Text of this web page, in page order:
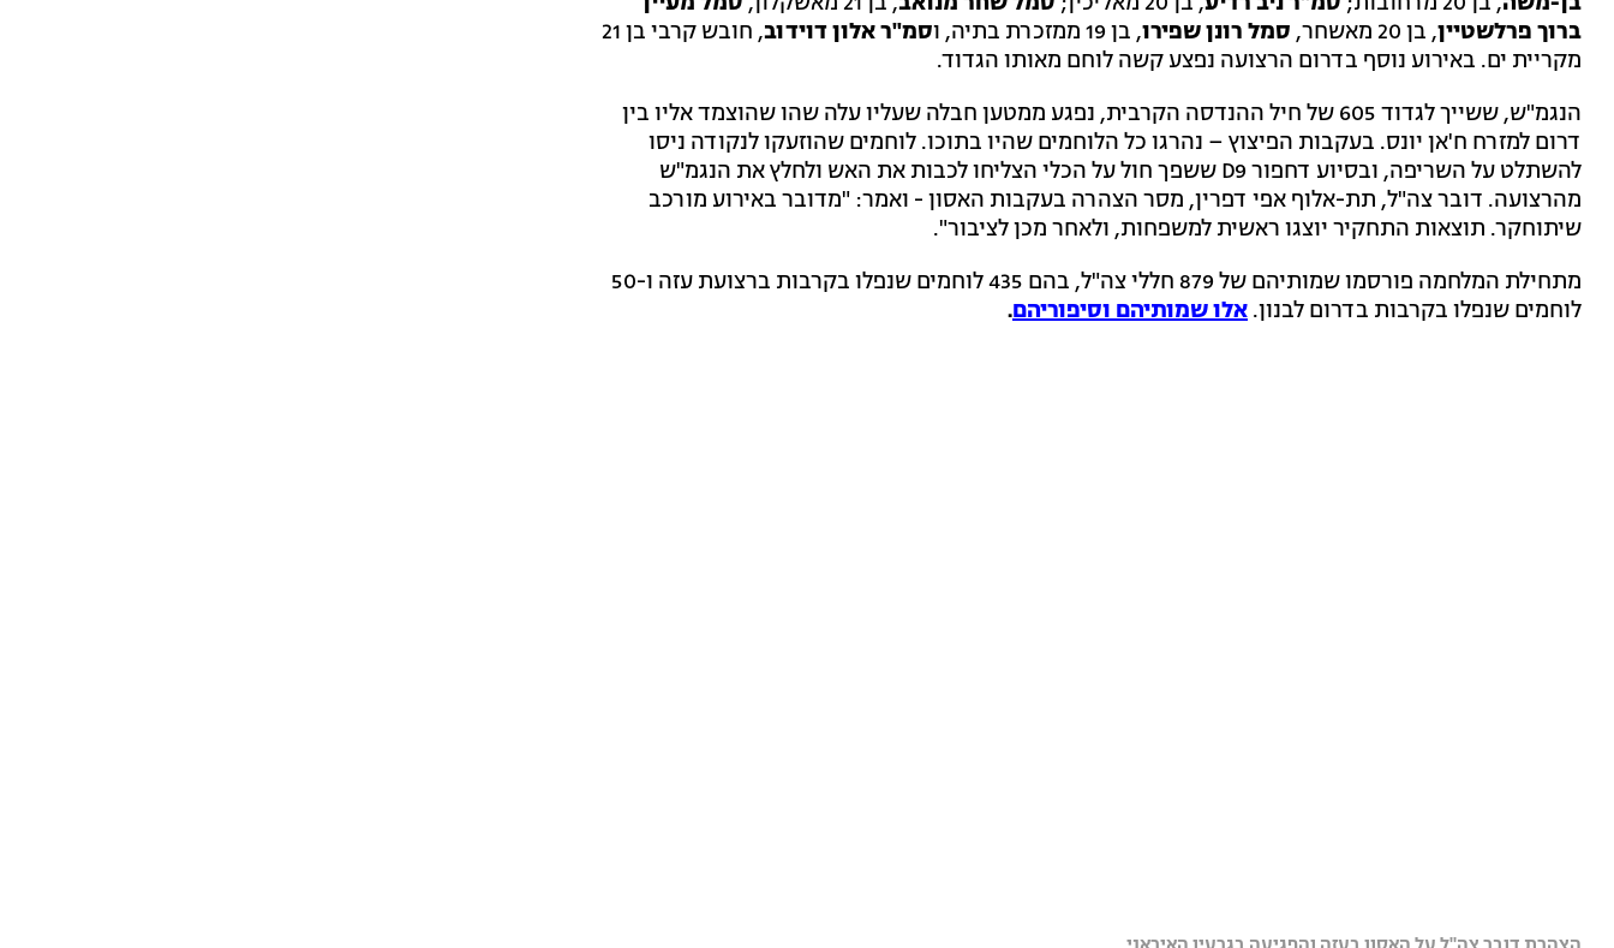
ברוך פרלשטיין, בן 20 מאשחר, סמל רונן שפירו, בן 19 ממזכרת בתיה, ו סמ"ר אלון דוידוב
, חובש קרבי בן 21
מקריית ים. באירוע נוסף בדרום הרצועה נפצע קשה לוחם מאותו הגדוד.
הנגמ"ש, ששייך לגדוד 605 של חיל ההנדסה הקרבית, נפגע ממטען חבלה שעליו עלה שהו שהוצמד אליו בין
דרום למזרח ח'אן יונס. בעקבות הפיצוץ – נהרגו כל הלוחמים שהיו בתוכו. לוחמים שהוזעקו לנקודה ניסו
להשתלט על השריפה, ובסיוע דחפור D9 ששפך חול על הכלי הצליחו לכבות את האש ולחלץ את הנגמ"ש
מהרצועה. דובר צה"ל, תת-אלוף אפי דפרין, מסר הצהרה בעקבות האסון - ואמר: "מדובר באירוע מורכב
שיתוחקר. תוצאות התחקיר יוצגו ראשית למשפחות, ולאחר מכן לציבור".
מתחילת המלחמה פורסמו שמותיהם של 879 חללי צה"ל, בהם 435 לוחמים שנפלו בקרבות ברצועת עזה ו-50
לוחמים שנפלו בקרבות בדרום לבנון. אלו שמותיהם וסיפוריהם.